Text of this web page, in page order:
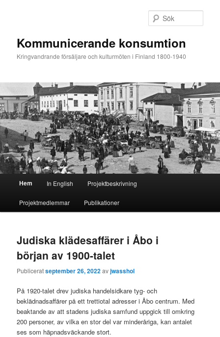
Kommunicerande konsumtion
Kringvandrande försäljare och kulturmöten i Finland 1800-1940
Huvudmeny
Hem In English Projektbeskrivning
Projektmedlemmar Publikationer
Judiska klädesaffärer i Åbo i
början av 1900-talet
Publiceratseptember 26, 2022avjwasshol
På 1920-talet drev judiska handelsidkare tyg- och
beklädnadsaffärer på ett trettiotal adresser i Åbo centrum. Med
beaktande av att stadens judiska samfund uppgick till omkring
200 personer, av vilka en stor del var minderåriga, kan antalet
ses som häpnadsväckande stort.